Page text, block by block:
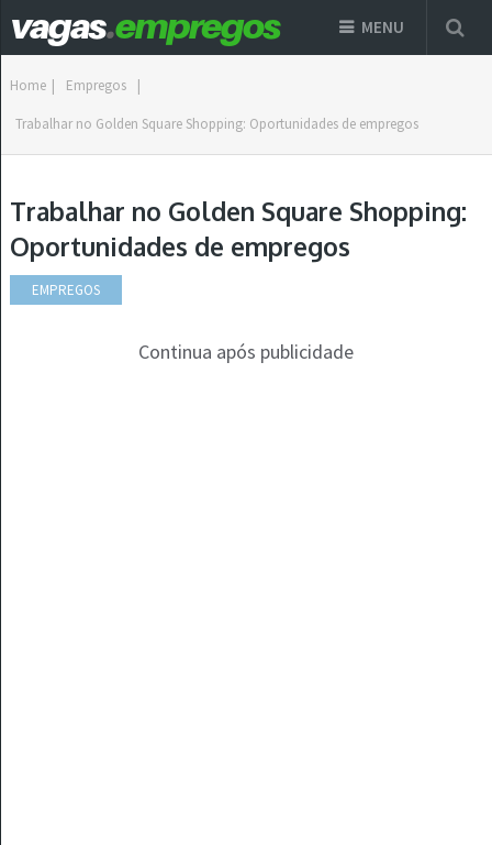
MENU
Home | Empregos |
Trabalhar no Golden Square Shopping: Oportunidades de empregos
Trabalhar no Golden Square Shopping:
Oportunidades de empregos
EMPREGOS
Continua após publicidade